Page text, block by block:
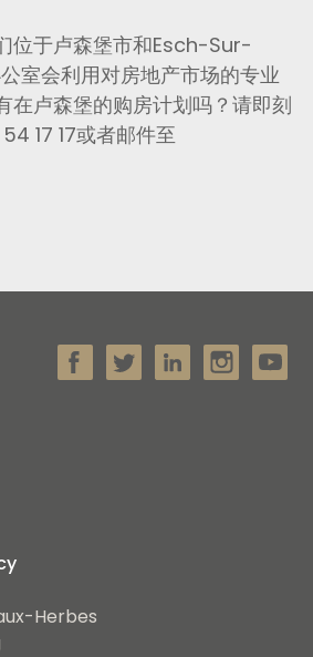
位于卢森堡市和Esch-Sur-
室会利用对房地产市场的专业
在卢森堡的购房计划吗？请即刻
17 17或者邮件至
Herbes